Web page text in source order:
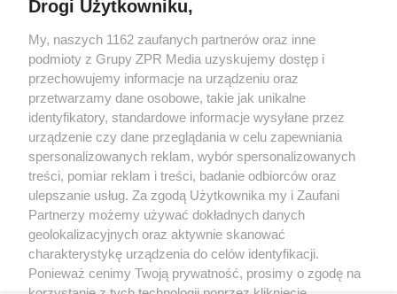
Żaden utwór zamieszczony w serwisie nie może być powielany i
rozpowszechniany lub dalej rozpowszechniany w jakikolwiek sposób (w
tym także elektroniczny lub mechaniczny) na jakimkolwiek polu
eksploatacji w jakiejkolwiek formie, włącznie z umieszczaniem w Internecie
bez pisemnej zgody właściciela praw. Jakiekolwiek użycie lub
wykorzystanie utworów w całości lub w części z naruszeniem prawa, tzn.
bez właściwej zgody, jest zabronione pod groźbą kary i może być ścigane
prawnie.
O nas
Drogi Użytkowniku,
My, naszych 1162 zaufanych partnerów oraz inne
podmioty z Grupy ZPR Media uzyskujemy dostęp i
przechowujemy informacje na urządzeniu oraz
przetwarzamy dane osobowe, takie jak unikalne
identyfikatory, standardowe informacje wysyłane przez
urządzenie czy dane przeglądania w celu zapewniania
spersonalizowanych reklam, wybór spersonalizowanych
treści, pomiar reklam i treści, badanie odbiorców oraz
ulepszanie usług. Za zgodą Użytkownika my i Zaufani
Partnerzy możemy używać dokładnych danych
geolokalizacyjnych oraz aktywnie skanować
charakterystykę urządzenia do celów identyfikacji.
Ponieważ cenimy Twoją prywatność, prosimy o zgodę na